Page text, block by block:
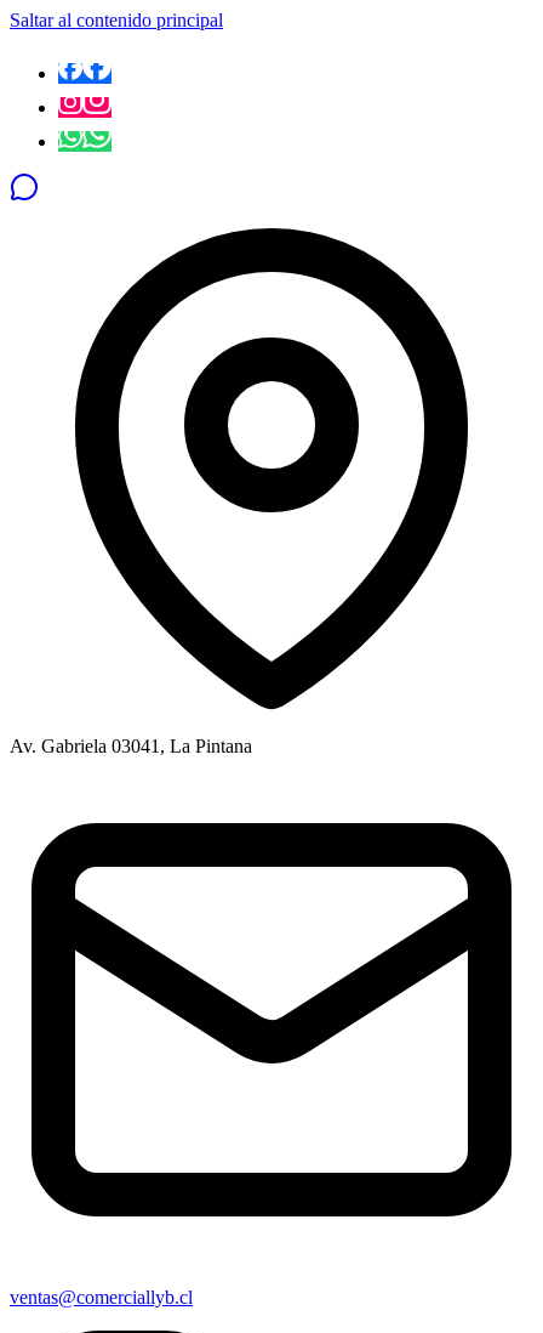
Saltar al contenido principal
Av. Gabriela 03041, La Pintana
ventas@comerciallyb.cl